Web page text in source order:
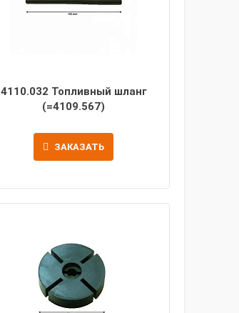
4110.032 Топливный шланг
(=4109.567)
ЗАКАЗАТЬ